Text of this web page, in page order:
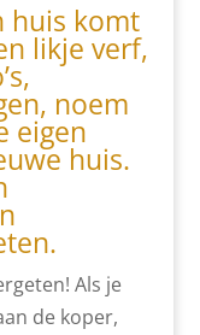
huis komt
likje verf,
noem
eigen
huis.
Als je
de koper,